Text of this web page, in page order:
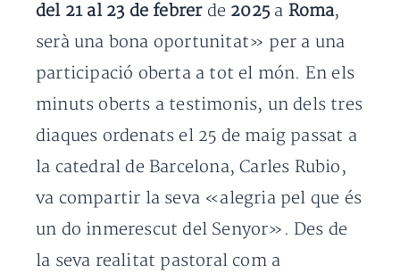
del 21 al 23 de febrer de 2025 a Roma,
serà una bona oportunitat» per a una
participació oberta a tot el món. En els
minuts oberts a testimonis, un dels tres
diaques ordenats el 25 de maig passat a
la catedral de Barcelona, Carles Rubio,
va compartir la seva «alegria pel que és
un do inmerescut del Senyor». Des de
la seva realitat pastoral com a